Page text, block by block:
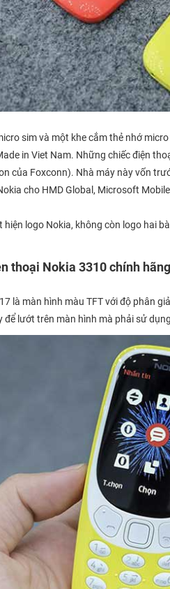
sim và một khe cắm thẻ nhớ
in Viet Nam. Những chiếc điện
của Foxconn). Nhà máy này vốn
cho HMD Global, Microsoft
hiện logo Nokia, không còn logo hai
thoại Nokia 3310 chính hãng
là màn hình màu TFT với độ phân
để lướt trên màn hình mà phải sử